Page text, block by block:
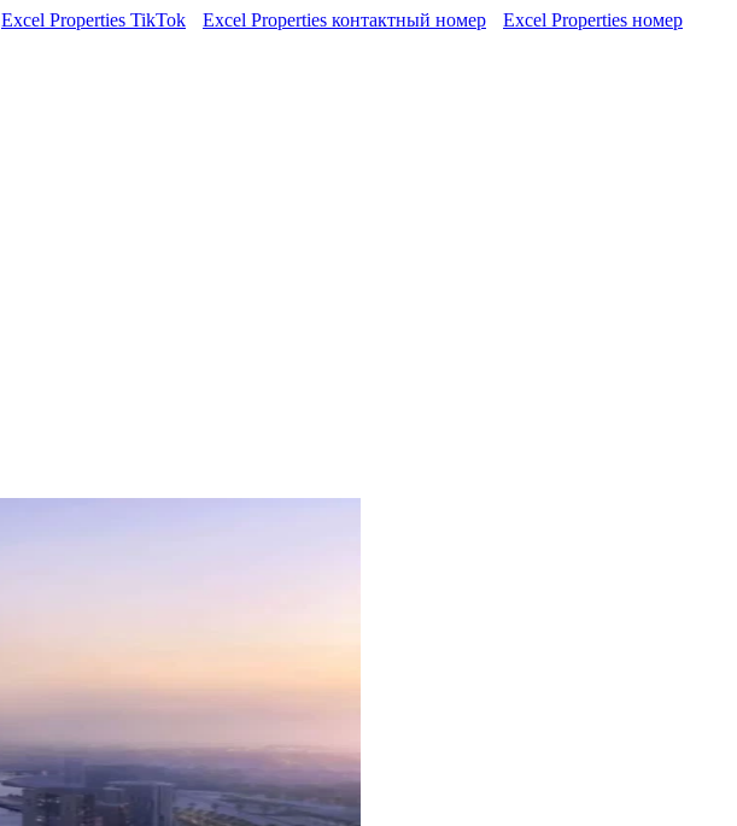
Excel Properties TikTok Excel Properties контактный номер
Excel Properties номер